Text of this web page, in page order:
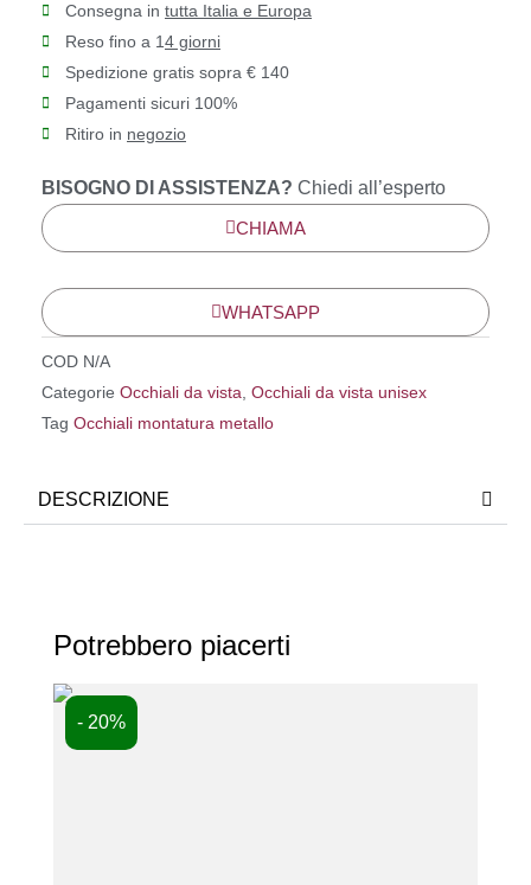
Consegna in tutta Italia e Europa
Reso fino a 14 giorni
Spedizione gratis sopra € 140
Pagamenti sicuri 100%
Ritiro in negozio
BISOGNO DI ASSISTENZA? Chiedi all’esperto
CHIAMA
WHATSAPP
COD N/A
Categorie Occhiali da vista, Occhiali da vista unisex
Tag Occhiali montatura metallo
DESCRIZIONE
Potrebbero piacerti
- 20%